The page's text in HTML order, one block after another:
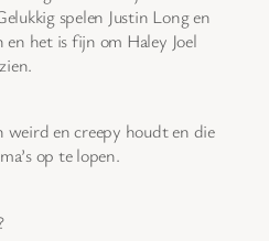
spelen Justin Long en
en het is fijn om Haley Joel
weird en creepy houdt en die
op te lopen.